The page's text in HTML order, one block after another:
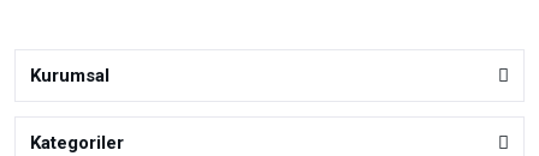
Kurumsal
Kategoriler